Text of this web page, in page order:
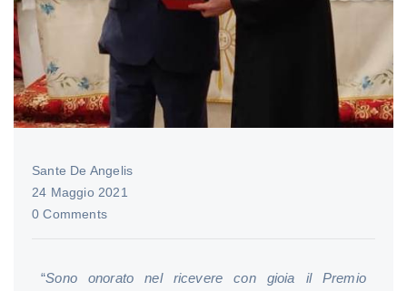
Sante De Angelis
24 Maggio 2021
0 Comments
“Sono onorato nel ricevere con gioia il Premio